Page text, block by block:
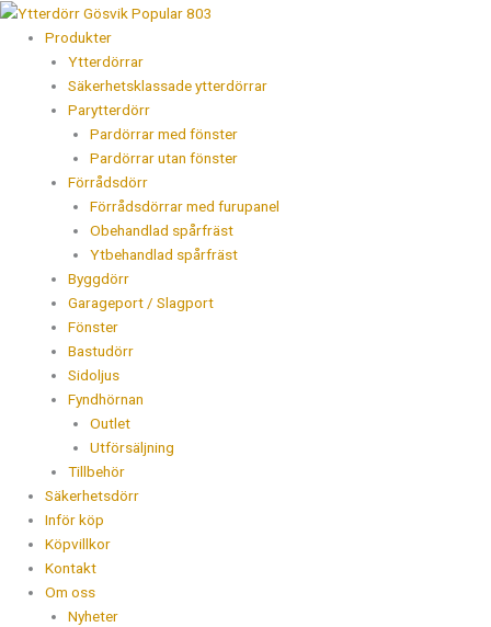
Hoppa
Produkter
Ytterdörrar
Säkerhetsklassade ytterdörrar
Parytterdörr
Pardörrar med fönster
Pardörrar utan fönster
Förrådsdörr
Förrådsdörrar med furupanel
Obehandlad spårfräst
Ytbehandlad spårfräst
Byggdörr
Garageport / Slagport
Fönster
Bastudörr
Sidoljus
Fyndhörnan
Outlet
Utförsäljning
Tillbehör
Säkerhetsdörr
Inför köp
Köpvillkor
Kontakt
Om oss
Nyheter
Products
search
Ytterdörr
Gösvik